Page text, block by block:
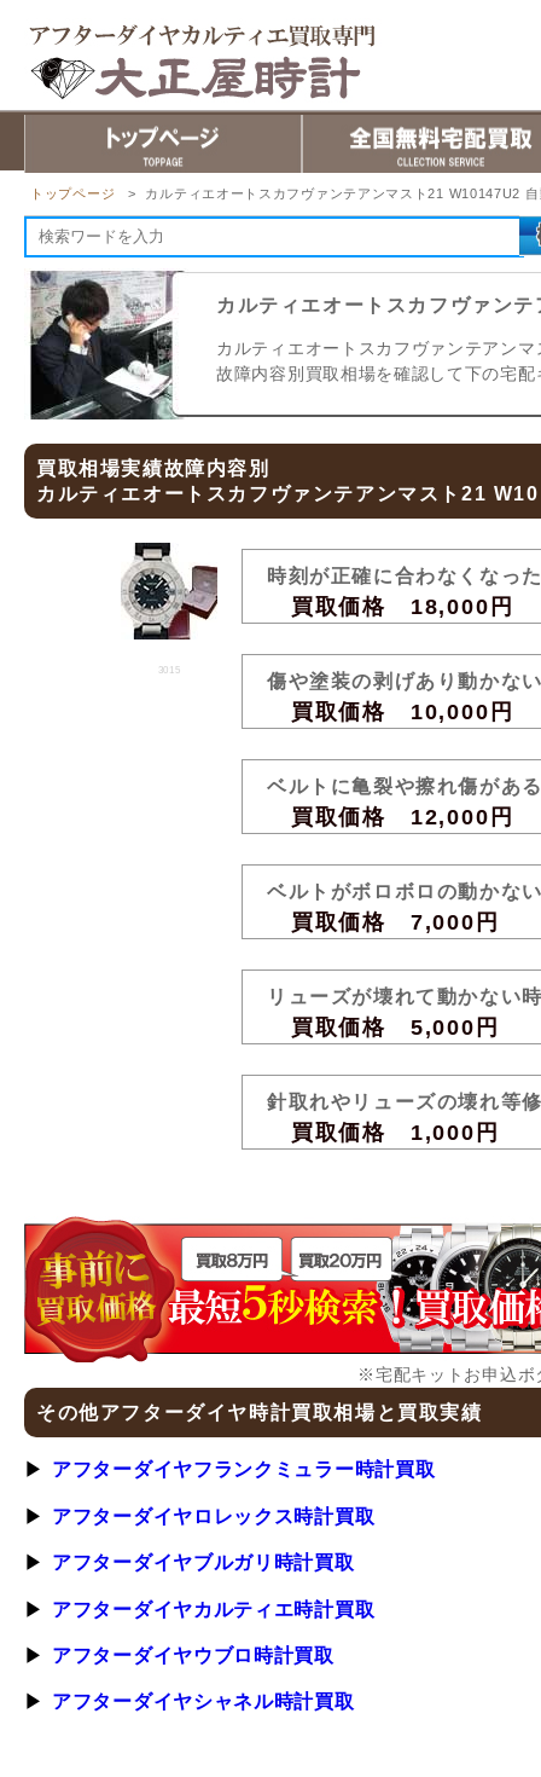
トップページ > カルティエオートスカフヴァンテアンマスト21 W10147U2
カルティエオートスカフヴァン
カルティエオートスカフヴァンテアン
故障内容別買取相場を確認して下の宅
買取相場実績故障内容別
カルティエオートスカフヴァンテアンマスト21
3015
時刻が正確に合わなくなっ
買取価格 18,000円
傷や塗装の剥げあり動かな
買取価格 10,000円
ベルトに亀裂や擦れ傷があ
買取価格 12,000円
ベルトがボロボロの動かな
買取価格 7,000円
リューズが壊れて動かない
買取価格 5,000円
針取れやリューズの壊れ等
買取価格 1,000円
※宅配キットお申込ボ
その他アフターダイヤ時計買取相場と買取実績
アフターダイヤフランクミュラー時計買取
アフターダイヤロレックス時計買取
アフターダイヤブルガリ時計買取
アフターダイヤカルティエ時計買取
アフターダイヤウブロ時計買取
アフターダイヤシャネル時計買取